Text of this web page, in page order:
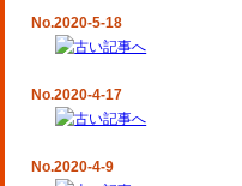
No.2020-5-18
No.2020-4-17
No.2020-4-9